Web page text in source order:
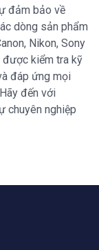
đảm bảo về
dòng sản phẩm
Nikon, Sony
được kiểm tra kỹ
đáp ứng mọi
đến với
chuyên nghiệp